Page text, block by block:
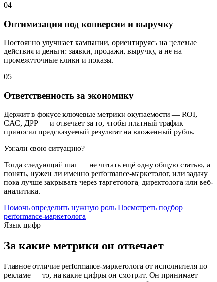
04
Оптимизация под конверсии и выручку
Постоянно улучшает кампании, ориентируясь на целевые
действия и деньги: заявки, продажи, выручку, а не на
промежуточные клики и показы.
05
Ответственность за экономику
Держит в фокусе ключевые метрики окупаемости — ROI,
CAC, ДРР — и отвечает за то, чтобы платный трафик
приносил предсказуемый результат на вложенный рубль.
Узнали свою ситуацию?
Тогда следующий шаг — не читать ещё одну общую статью, а
понять, нужен ли именно performance-маркетолог, или задачу
пока лучше закрывать через таргетолога, директолога или веб-
аналитика.
Помочь определить нужную роль Посмотреть подбор
performance-маркетолога
Язык цифр
За какие метрики он отвечает
Главное отличие performance-маркетолога от исполнителя по
рекламе — то, на какие цифры он смотрит. Он принимает